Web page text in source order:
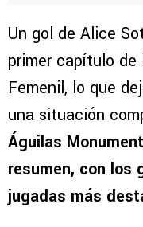
Un gol de Alice
primer capítulo de
Femenil, lo que
una situación
Águilas
resumen, con los
jugadas más